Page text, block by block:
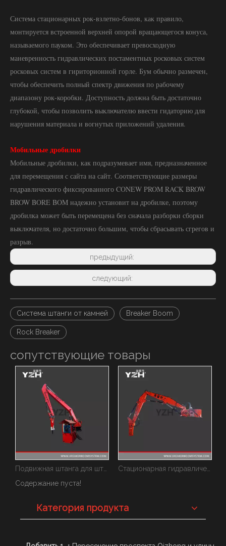
Система стационарных рок-взлетно-бонов, как правило,
монтируется встроенной верхней опорой вращающегося конуса,
называемого пауком. Это обеспечивает превосходную
маневренность гидравлических постаментных росковых систем
росковых систем в гириторионной горле. Бум обычно размечен,
чтобы обеспечить полный спектр движения по рабочему
диапазону рок-коробки. Доступность должна быть достаточно
глубокой, чтобы позволить выключателю ввести гидаторию для
нарушения материала и вогнутых приложений удаления.
Мобильные дробилки
Мобильные дробилки, как подразумевает имя, предназначенное
для перемещения с сайта на сайт. Соответствующие размеры
гидравлического фиксированного CONEW PROM RACK BROW
BROW BORE BOM надежно установит на дробилке, поэтому
дробилка может быть перемещена без сначала разборки сборки
выключателя, но достаточно большим, чтобы сбрасывать сгрегов и
разрыв.
предыдущий:
следующий:
Система штанги от камней Breaker Boom
Rock Breaker
сопутствующие товары
Системы штанговых выключателей
Содержание пуста!
Категория продукта